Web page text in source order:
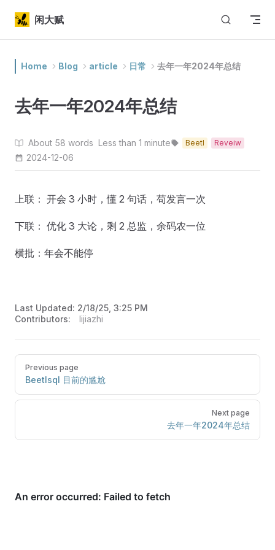
Skip to content
闲大赋
Home Blog article 日常 去年一年2024年总结
去年一年2024年总结
About 58 words Less than 1 minute Beetl Reveiw
2024-12-06
上联： 开会 3 小时，懂 2 句话，苟发言一次
下联： 优化 3 大论，剩 2 总监，余码农一位
横批：年会不能停
Last Updated: 2/18/25, 3:25 PM
Contributors:
lijiazhi
Previous page
Beetlsql 目前的尴尬
Next page
去年一年2024年总结